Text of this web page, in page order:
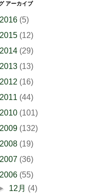
アーカイブ
2016 (5)
2015 (12)
2014 (29)
2013 (13)
2012 (16)
2011 (44)
2010 (101)
2009 (132)
2008 (19)
2007 (36)
2006 (55)
12月 (4)